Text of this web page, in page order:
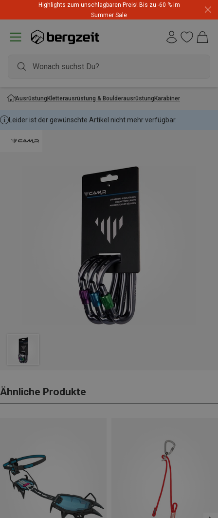
Highlights zum unschlagbaren Preis! Bis zu -60 % im
Summer Sale
AusrüstungKletterausrüstung & BoulderausrüstungKarabiner
Leider ist der gewünschte Artikel nicht mehr verfügbar.
Ähnliche Produkte